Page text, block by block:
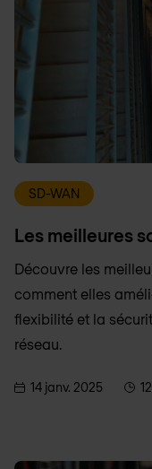
SD-WAN
Les meilleures
Découvre les
comment elles
flexibilité et la
réseau.
14 janv. 2025